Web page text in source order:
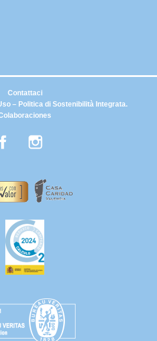
– Politica di Sostenibilità Integrata.
Contattaci
Facebook